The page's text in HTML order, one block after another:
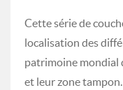
Cette série de
localisation des
patrimoine mondial
et leur zone tampon.